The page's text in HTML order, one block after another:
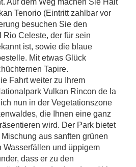
Auf dem Weg machen Sie Halt
Tenorio (Eintritt zahlbar vor
besuchen Sie den
Rio Celeste, der für sein
ist, sowie die blaue
Mit etwas Glück
Tapire.
Fahrt weiter zu Ihrem
Vulkan Rincon de la
nun in der Vegetationszone
die Ihnen eine ganz
wird. Der Park bietet
aus sanften grünen
Wasserfällen und üppigem
dass er zu den